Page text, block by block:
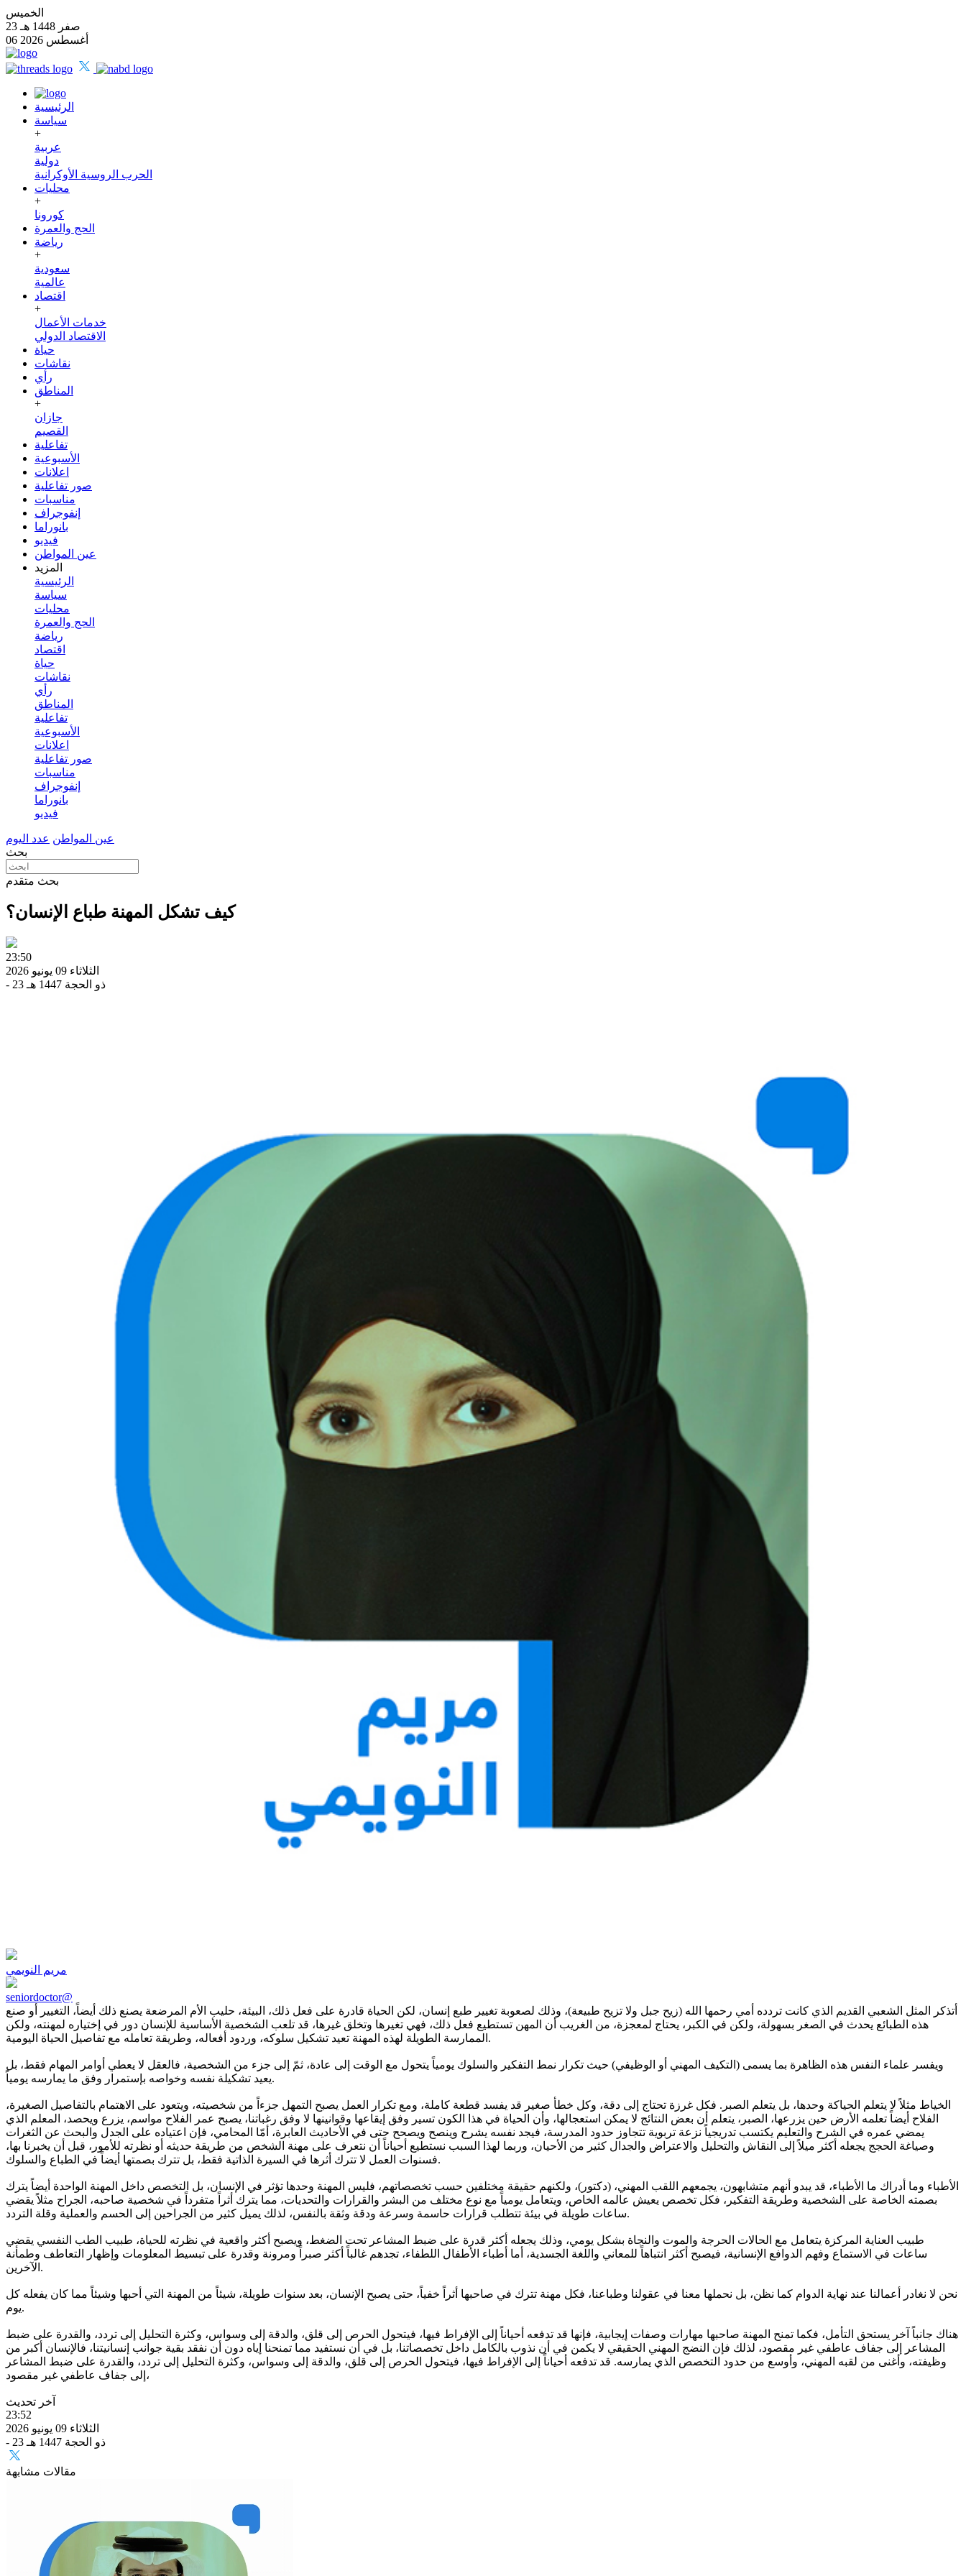
الخميس
23 صفر 1448 هـ
06 أغسطس 2026
الرئيسية
سياسة
+
عربية
دولية
الحرب الروسية الأوكرانية
محليات
+
كورونا
الحج والعمرة
رياضة
+
سعودية
عالمية
اقتصاد
+
خدمات الأعمال
الاقتصاد الدولي
حياة
نقاشات
رأي
المناطق
+
جازان
القصيم
تفاعلية
الأسبوعية
اعلانات
صور تفاعلية
مناسبات
إنفوجراف
بانوراما
فيديو
عين المواطن
المزيد
الرئيسية
سياسة
محليات
الحج والعمرة
رياضة
اقتصاد
حياة
نقاشات
رأي
المناطق
تفاعلية
الأسبوعية
اعلانات
صور تفاعلية
مناسبات
إنفوجراف
بانوراما
فيديو
عين المواطن عدد اليوم
بحث
بحث متقدم
كيف تشكل المهنة طباع الإنسان؟
23:50
الثلاثاء 09 يونيو 2026
- 23 ذو الحجة 1447 هـ
مريم النويمي
seniordoctor@
أتذكر المثل الشعبي القديم الذي كانت تردده أمي رحمها الله (زيح جبل ولا تزيح طبيعة)، وذلك لصعوبة تغيير طبع إنسان، لكن الحياة قادرة على فعل ذلك، البيئة، حليب الأم المرضعة يصنع ذلك أيضاً، التغيير أو صنع
هذه الطبائع يحدث في الصغر بسهولة، ولكن في الكبر، يحتاج لمعجزة، من الغريب أن المهن تستطيع فعل ذلك، فهي تغيرها وتخلق غيرها، قد تلعب الشخصية الأساسية للإنسان دور في إختياره لمهنته، ولكن
الممارسة الطويلة لهذه المهنة تعيد تشكيل سلوكه، وردود أفعاله، وطريقة تعامله مع تفاصيل الحياة اليومية.
ويفسر علماء النفس هذه الظاهرة بما يسمى (التكيف المهني أو الوظيفي) حيث تكرار نمط التفكير والسلوك يومياً يتحول مع الوقت إلى عادة، ثمّ إلى جزء من الشخصية، فالعقل لا يعطي أوامر المهام فقط، بل
يعيد تشكيلة نفسه وخواصه بإستمرار وفق ما يمارسه يومياً.
الخياط مثلاً لا يتعلم الحياكة وحدها، بل يتعلم الصبر. فكل غرزة تحتاج إلى دقة، وكل خطأ صغير قد يفسد قطعة كاملة، ومع تكرار العمل يصبح التمهل جزءاً من شخصيته، ويتعود على الاهتمام بالتفاصيل الصغيرة،
الفلاح أيضاً تعلمه الأرض حين يزرعها، الصبر، يتعلم أن بعض النتائج لا يمكن استعجالها، وأن الحياة في هذا الكون تسير وفق إيقاعها وقوانينها لا وفق رغباتنا، يصبح عمر الفلاح مواسم، يزرع ويحصد، المعلم الذي
يمضي عمره في الشرح والتعليم يكتسب تدريجياً نزعة تربوية تتجاوز حدود المدرسة، فيجد نفسه يشرح وينصح ويصحح حتى في الأحاديث العابرة، أمّا المحامي، فإن اعتياده على الجدل والبحث عن الثغرات
وصياغة الحجج يجعله أكثر ميلاً إلى النقاش والتحليل والاعتراض والجدال كثير من الأحيان، وربما لهذا السبب نستطيع أحياناً أن نتعرف على مهنة الشخص من طريقة حديثه أو نظرته للأمور، قبل أن يخبرنا بها،
فسنوات العمل لا تترك أثرها في السيرة الذاتية فقط، بل تترك بصمتها أيضاً في الطباع والسلوك.
الأطباء وما أدراك ما الأطباء، قد يبدو أنهم متشابهون، يجمعهم اللقب المهني، (دكتور)، ولكنهم حقيقة مختلفين حسب تخصصاتهم، فليس المهنة وحدها تؤثر في الإنسان، بل التخصص داخل المهنة الواحدة أيضاً يترك
بصمته الخاصة على الشخصية وطريقة التفكير، فكل تخصص يعيش عالمه الخاص، ويتعامل يومياً مع نوع مختلف من البشر والقرارات والتحديات، مما يترك أثراً متفرداً في شخصية صاحبه، الجراح مثلاً يقضي
ساعات طويلة في بيئة تتطلب قرارات حاسمة وسرعة ودقة وثقة بالنفس، لذلك يميل كثير من الجراحين إلى الحسم والعملية وقلة التردد.
طبيب العناية المركزة يتعامل مع الحالات الحرجة والموت والنجاة بشكل يومي، وذلك يجعله أكثر قدرة على ضبط المشاعر تحت الضغط، ويصبح أكثر واقعية في نظرته للحياة، طبيب الطب النفسي يقضي
ساعات في الاستماع وفهم الدوافع الإنسانية، فيصبح أكثر انتباهاً للمعاني واللغة الجسدية، أما أطباء الأطفال اللطفاء، تجدهم غالباً أكثر صبراً ومرونة وقدرة على تبسيط المعلومات وإظهار التعاطف وطمأنة
الآخرين.
نحن لا نغادر أعمالنا عند نهاية الدوام كما نظن، بل نحملها معنا في عقولنا وطباعنا، فكل مهنة تترك في صاحبها أثراً خفياً، حتى يصبح الإنسان، بعد سنوات طويلة، شيئاً من المهنة التي أحبها وشيئاً مما كان يفعله كل
يوم.
هناك جانباً آخر يستحق التأمل، فكما تمنح المهنة صاحبها مهارات وصفات إيجابية، فإنها قد تدفعه أحياناً إلى الإفراط فيها، فيتحول الحرص إلى قلق، والدقة إلى وسواس، وكثرة التحليل إلى تردد، والقدرة على ضبط
المشاعر إلى جفاف عاطفي غير مقصود، لذلك فإن النضج المهني الحقيقي لا يكمن في أن نذوب بالكامل داخل تخصصاتنا، بل في أن نستفيد مما تمنحنا إياه دون أن نفقد بقية جوانب إنسانيتنا، فالإنسان أكبر من
وظيفته، وأغنى من لقبه المهني، وأوسع من حدود التخصص الذي يمارسه. قد تدفعه أحياناً إلى الإفراط فيها، فيتحول الحرص إلى قلق، والدقة إلى وسواس، وكثرة التحليل إلى تردد، والقدرة على ضبط المشاعر
إلى جفاف عاطفي غير مقصود،
آخر تحديث
23:52
الثلاثاء 09 يونيو 2026
- 23 ذو الحجة 1447 هـ
مقالات مشابهة